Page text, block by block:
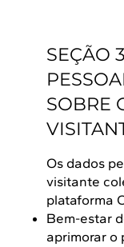
SEÇÃO
SOBRE
Os dados
visitante
plataforma
Bem-estar
aprimorar o